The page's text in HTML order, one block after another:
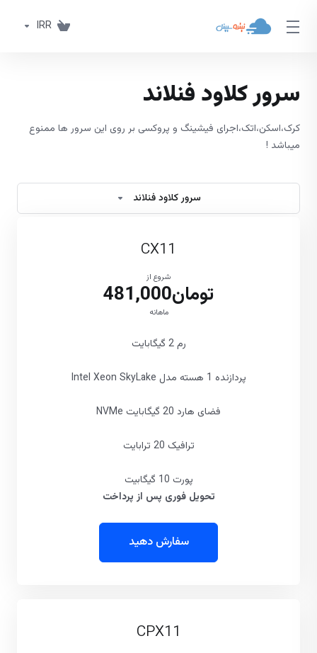
IRR
سرور کلاود فنلاند
کرک،اسکن،اتک،اجرای فیشینگ و پروکسی بر روی این سرور ها ممنوع
میباشد !
سرور کلاود فنلاند
CX11
شروع از
تومان481,000
ماهانه
رم 2 گیگابایت
پردازنده 1 هسته مدل Intel Xeon SkyLake
فضای هارد 20 گیگابایت NVMe
ترافیک 20 ترابایت
پورت 10 گیگابیت
تحویل فوری پس از پرداخت
سفارش دهید
CPX11